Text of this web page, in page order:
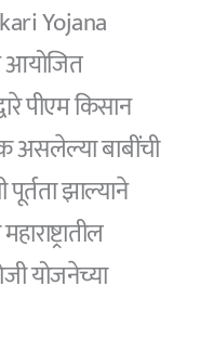
Yojana
पीएम किसान
असलेल्या बाबींची
झाल्याने
योजनेच्या